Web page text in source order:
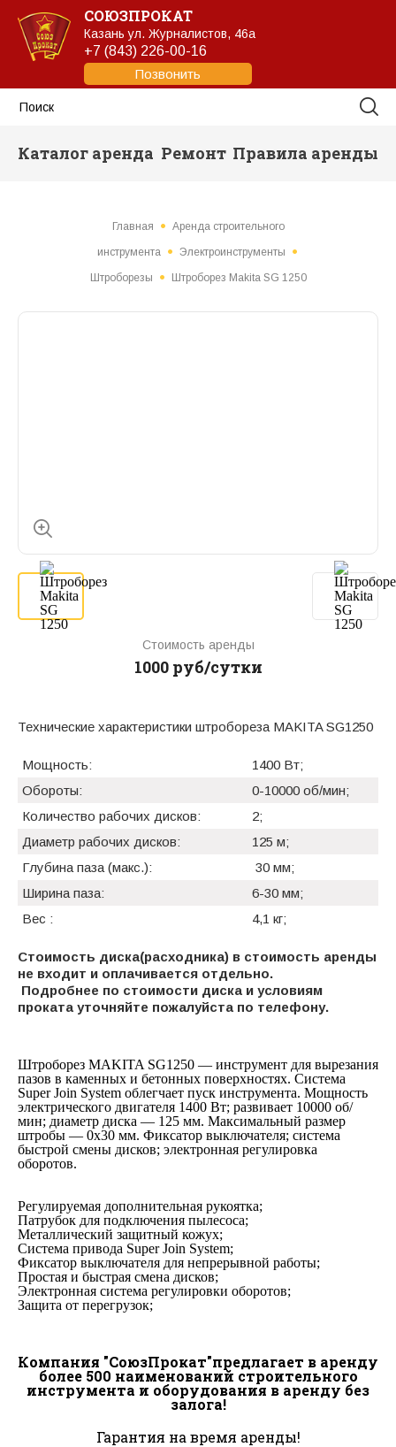
СОЮЗПРОКАТ
Казань ул. Журналистов, 46а
+7 (843) 226-00-16
Позвонить
Каталог аренда Ремонт Правила аренды
Главная Аренда строительного
инструмента Электроинструменты
Штроборезы Штроборез Makita SG 1250
Стоимость аренды
1000 руб/сутки
Технические характеристики штробореза MAKITA SG1250
Мощность:
1400 Вт;
Обороты:
0-10000 об/мин;
Количество рабочих дисков:
2;
Диаметр рабочих дисков:
125 м;
Глубина паза (макс.):
30 мм;
Ширина паза:
6-30 мм;
Вес :
4,1 кг;
Стоимость диска(расходника) в стоимость аренды
не входит и оплачивается отдельно.
Подробнее по стоимости диска и условиям
проката уточняйте пожалуйста по телефону.
Штроборез MAKITA SG1250 — инструмент для вырезания
пазов в каменных и бетонных поверхностях. Система
Super Join System облегчает пуск инструмента. Мощность
электрического двигателя 1400 Вт; развивает 10000 об/
мин; диаметр диска — 125 мм. Максимальный размер
штробы — 0х30 мм. Фиксатор выключателя; система
быстрой смены дисков; электронная регулировка
оборотов.
Регулируемая дополнительная рукоятка;
Патрубок для подключения пылесоса;
Металлический защитный кожух;
Система привода Super Join System;
Фиксатор выключателя для непрерывной работы;
Простая и быстрая смена дисков;
Электронная система регулировки оборотов;
Защита от перегрузок;
Компания "СоюзПрокат"предлагает в аренду
более 500 наименований строительного
инструмента и оборудования в аренду без
залога!
Гарантия на время аренды!